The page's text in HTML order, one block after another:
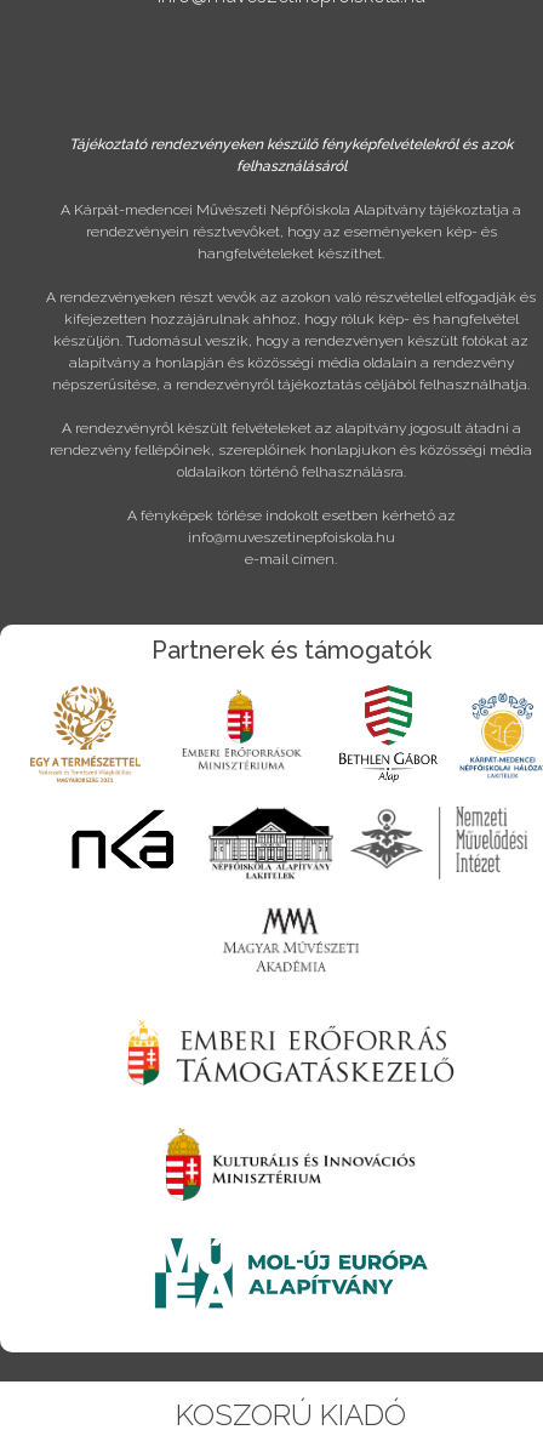
Tájékoztató rendezvényeken készülő fényképfelvételekről és azok
felhasználásáról
A Kárpát-medencei Művészeti Népfőiskola Alapítvány tájékoztatja a
rendezvényein résztvevőket, hogy az eseményeken kép- és
hangfelvételeket készíthet.
A rendezvényeken részt vevők az azokon való részvétellel elfogadják és
kifejezetten hozzájárulnak ahhoz, hogy róluk kép- és hangfelvétel
készüljön. Tudomásul veszik, hogy a rendezvényen készült fotókat az
alapítvány a honlapján és közösségi média oldalain a rendezvény
népszerűsítése, a rendezvényről tájékoztatás céljából felhasználhatja.
A rendezvényről készült felvételeket az alapítvány jogosult átadni a
rendezvény fellépőinek, szereplőinek honlapjukon és közösségi média
oldalaikon történő felhasználásra.
A fényképek törlése indokolt esetben kérhető az
info@muveszetinepfoiskola.hu
e-mail címen.
Partnerek és támogatók
KOSZORÚ KIADÓ